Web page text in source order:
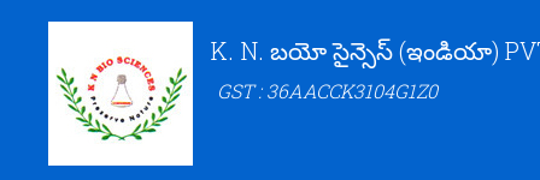
K. N. బయో సైన్సెస్ (ఇండియా)
GST : 36AACCK3104G1Z0